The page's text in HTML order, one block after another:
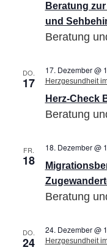
Beratung
und
Beratung
DO.
17
Herz-Check
17. Dezember @
Herzgesundheit
Beratung
FR.
18
18. Dezember @
Beratung
DO.
24
24. Dezember @
Herzgesundheit